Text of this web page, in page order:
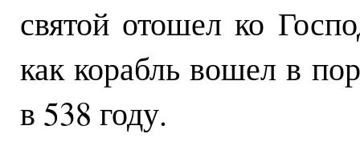
святой отошел ко
как корабль вошел в
в 538 году.